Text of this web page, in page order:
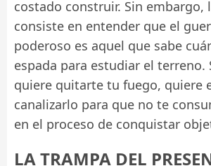
costado construir. Sin embargo,
consiste en entender que el
poderoso es aquel que sabe
espada para estudiar el terreno.
quiere quitarte tu fuego, quiere
canalizarlo para que no te
en el proceso de conquistar
LA TRAMPA DEL